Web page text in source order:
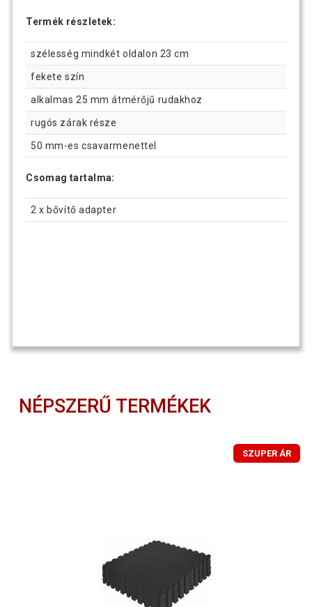
Termék részletek:
szélesség mindkét oldalon 23 cm
fekete szín
alkalmas 25 mm átmérőjű rudakhoz
rugós zárak része
50 mm-es csavarmenettel
Csomag tartalma:
2 x bővítő adapter
NÉPSZERŰ TERMÉKEK
SZUPER ÁR